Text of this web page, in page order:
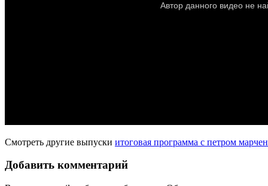
Смотреть другие выпуски итоговая программа с петром
Добавить комментарий